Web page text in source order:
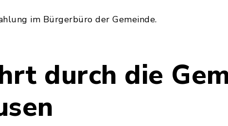
im Bürgerbüro der Gemeinde.
durch die